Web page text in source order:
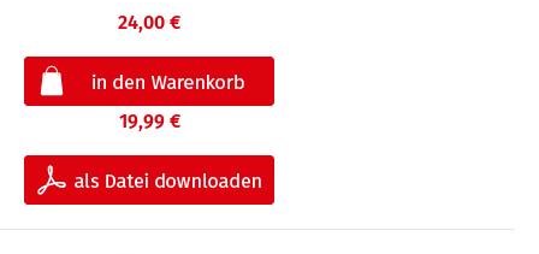
24,00 €
19,99 €